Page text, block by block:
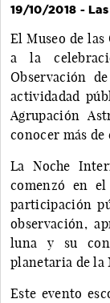
19/10/2018 -
El Museo de
a la
Observación
actividadad
Agrupación
conocer más de
La Noche
comenzó en
participación
observación,
luna y su
planetaria de la
Este evento